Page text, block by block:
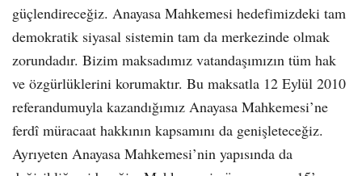
güçlendireceğiz. Anayasa Mahkemesi hedefimizdeki tam
demokratik siyasal sistemin tam da merkezinde olmak
zorundadır. Bizim maksadımız vatandaşımızın tüm hak
ve özgürlüklerini korumaktır. Bu maksatla 12 Eylül 2010
referandumuyla kazandığımız Anayasa Mahkemesi’ne
ferdî müracaat hakkının kapsamını da genişleteceğiz.
Ayrıyeten Anayasa Mahkemesi’nin yapısında da